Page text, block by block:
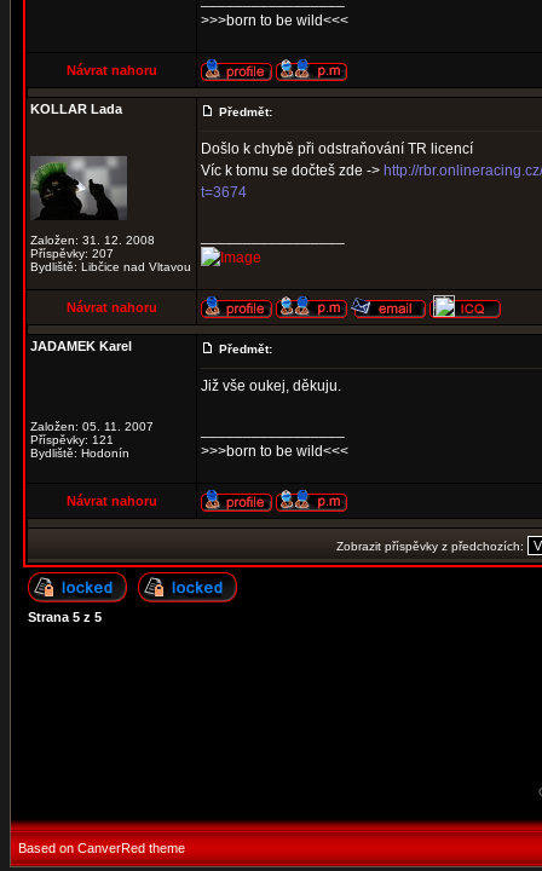
>>>born to be wild<<<
Návrat nahoru
KOLLAR Lada
Založen: 31. 12. 2008
Příspěvky: 207
Bydliště: Libčice nad Vltavou
Předmět:
Došlo k chybě při odstraňování TR licencí
Víc k tomu se dočteš zde -> http://
t=3674
Návrat nahoru
JADAMEK Karel
Založen: 05. 11. 2007
Příspěvky: 121
Bydliště: Hodonín
Předmět:
Již vše oukej, děkuju.
>>>born to be wild<<<
Návrat nahoru
Zobrazit příspěvky z předchozích:
Strana 5 z 5
Based on CanverRed theme